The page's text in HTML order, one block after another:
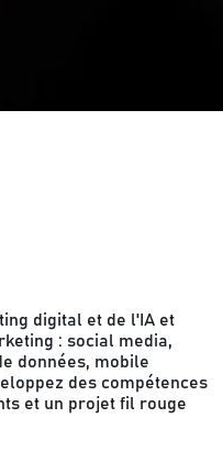
digital et de l'IA et
: social media,
données, mobile
des compétences
et un projet fil rouge